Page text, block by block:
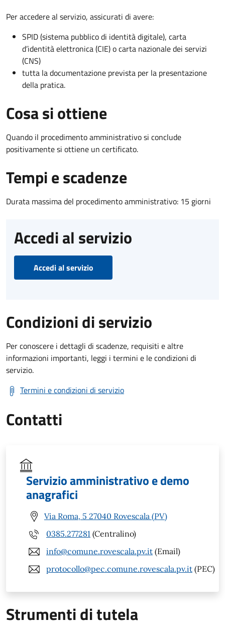
Per accedere al servizio, assicurati di avere:
SPID (sistema pubblico di identità digitale), carta
d’identità elettronica (CIE) o carta nazionale dei servizi
(CNS)
tutta la documentazione prevista per la presentazione
della pratica.
Cosa si ottiene
Quando il procedimento amministrativo si conclude
positivamente si ottiene un certificato.
Tempi e scadenze
Durata massima del procedimento amministrativo: 15 giorni
Accedi al servizio
Accedi al servizio
Condizioni di servizio
Per conoscere i dettagli di scadenze, requisiti e altre
informazioni importanti, leggi i termini e le condizioni di
servizio.
Termini e condizioni di servizio
Contatti
Servizio amministrativo e demo
anagrafici
Via Roma, 5 27040 Rovescala (PV)
0385.277281 (Centralino)
info@comune.rovescala.pv.it (Email)
protocollo@pec.comune.rovescala.pv.it (PEC)
Strumenti di tutela